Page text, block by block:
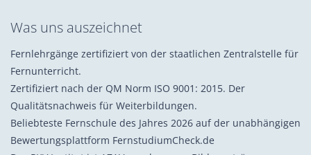
Was uns auszeichnet
Fernlehrgänge zertifiziert von der staatlichen Zentralstelle für
Fernunterricht.
Zertifiziert nach der QM Norm ISO 9001: 2015. Der
Qualitätsnachweis für Weiterbildungen.
Beliebteste Fernschule des Jahres 2026 auf der unabhängigen
Bewertungsplattform FernstudiumCheck.de